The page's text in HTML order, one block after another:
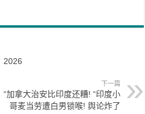
2026
下一篇
“加拿大治安比印度还糟! “印度小
哥麦当劳遭白男锁喉! 舆论炸了